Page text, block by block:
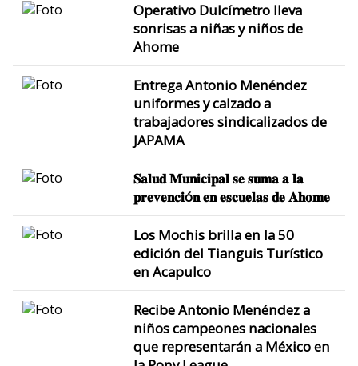
Operativo Dulcímetro lleva
sonrisas a niñas y niños de
Ahome
Entrega Antonio Menéndez
uniformes y calzado a
trabajadores sindicalizados de
JAPAMA
𝐒𝐚𝐥𝐮𝐝 𝐌𝐮𝐧𝐢𝐜𝐢𝐩𝐚𝐥 𝐬𝐞 𝐬𝐮𝐦𝐚 𝐚 𝐥𝐚
𝐩𝐫𝐞𝐯𝐞𝐧𝐜𝐢ó𝐧 𝐞𝐧 𝐞𝐬𝐜𝐮𝐞𝐥𝐚𝐬 𝐝𝐞 𝐀𝐡𝐨𝐦𝐞
Los Mochis brilla en la 50
edición del Tianguis Turístico
en Acapulco
Recibe Antonio Menéndez a
niños campeones nacionales
que representarán a México en